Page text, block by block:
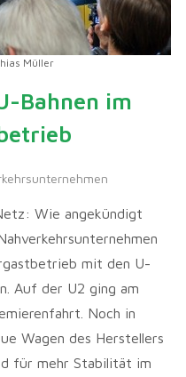
Müller
Bahnen im
Wie angekündigt
mit den U-
Auf der U2 ging am
Noch in
Wagen des Herstellers
für mehr Stabilität im